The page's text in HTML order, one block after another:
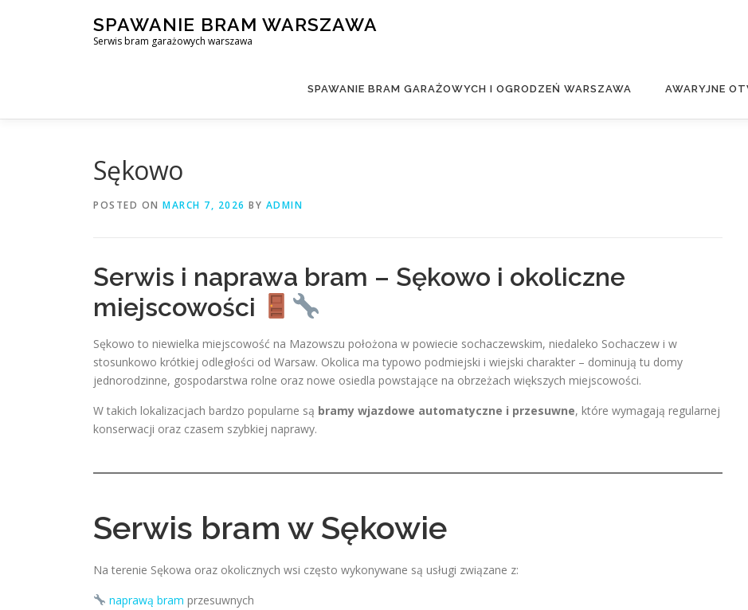
SPAWANIE BRAM WARSZAWA
Serwis bram garażowych warszawa
SPAWANIE BRAM GARAŻOWYCH I OGRODZEŃ WARSZAWA AWARYJNE
Sękowo
POSTED ON MARCH 7, 2026 BY ADMIN
Serwis i naprawa bram – Sękowo i okoliczne
miejscowości
Sękowo to niewielka miejscowość na Mazowszu położona w powiecie sochaczewskim, niedaleko Sochaczew i w
stosunkowo krótkiej odległości od Warsaw. Okolica ma typowo podmiejski i wiejski charakter – dominują tu domy
jednorodzinne, gospodarstwa rolne oraz nowe osiedla powstające na obrzeżach większych miejscowości.
W takich lokalizacjach bardzo popularne są bramy wjazdowe automatyczne i przesuwne, które wymagają regularnej
konserwacji oraz czasem szybkiej naprawy.
Serwis bram w Sękowie
Na terenie Sękowa oraz okolicznych wsi często wykonywane są usługi związane z:
naprawą bram przesuwnych